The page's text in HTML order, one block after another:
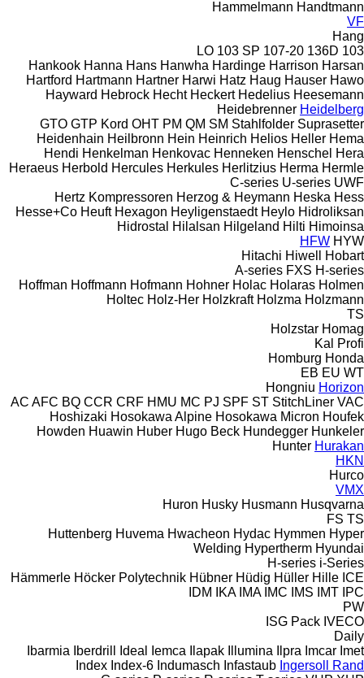
Hammelmann Handtmann
VF
Hang
103 LO
103 SP 107-20 136D
Hankook Hanna Hans Hanwha Hardinge Harrison Harsan
Hartford Hartmann Hartner Harwi Hatz Haug Hauser Hawo
Hayward Hebrock Hecht Heckert Hedelius Heesemann
Heidebrenner Heidelberg
GTO GTP Kord OHT PM QM SM Stahlfolder Suprasetter
Heidenhain Heilbronn Hein Heinrich Helios Heller Hema
Hendi Henkelman Henkovac Henneken Henschel Hera
Heraeus Herbold Hercules Herkules Herlitzius Herma Hermle
C-series U-series UWF
Hertz Kompressoren Herzog & Heymann Heska Hess
Hesse+Co Heuft Hexagon Heyligenstaedt Heylo Hidroliksan
Hidrostal
Hilalsan Hilgeland Hilti Himoinsa
HFW HYW
Hitachi Hiwell
Hobart
A-series FXS H-series
Hoffman Hoffmann Hofmann Hohner Holac Holaras Holmen
Holtec Holz-Her Holzkraft Holzma Holzmann
TS
Holzstar Homag
Kal
Profi
Homburg Honda
EB EU WT
Hongniu Horizon
AC AFC BQ CCR CRF HMU MC PJ SPF ST StitchLiner VAC
Hoshizaki Hosokawa Alpine Hosokawa Micron Houfek
Howden Huawin Huber Hugo Beck Hundegger Hunkeler
Hunter Hurakan
HKN
Hurco
VMX
Huron Husky Husmann Husqvarna
FS TS
Huttenberg Huvema Hwacheon Hydac Hymmen Hyper
Welding Hypertherm Hyundai
H-series i-Series
Hämmerle Höcker Polytechnik Hübner Hüdig Hüller Hille ICE
IDM
IKA IMA IMC IMS IMT IPC
PW
ISG Pack IVECO
Daily
Ibarmia
Iberdrill Ideal Iemca Ilapak Illumina Ilpra Imcar Imet
Index Index-6 Indumasch Infastaub Ingersoll Rand